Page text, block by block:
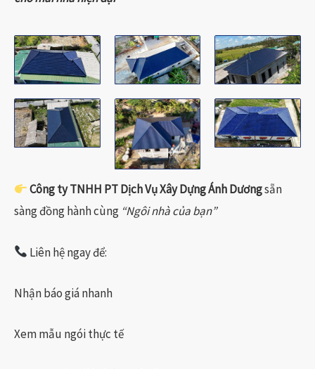
Công ty TNHH PT Dịch Vụ Xây Dựng Ánh Dươngsẵn
sàng đồng hành cùng “Ngôi nhà của bạn”
Liên hệ ngay để:
Nhận báo giá nhanh
Xem mẫu ngói thực tế